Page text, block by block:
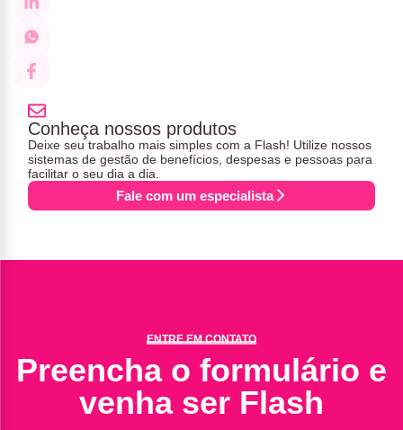
Conheça nossos produtos
Deixe seu trabalho mais simples com a Flash! Utilize nossos
sistemas de gestão de benefícios, despesas e pessoas para
facilitar o seu dia a dia.
Fale com um especialista
ENTRE EM CONTATO
Preencha o formulário e
venha ser Flash